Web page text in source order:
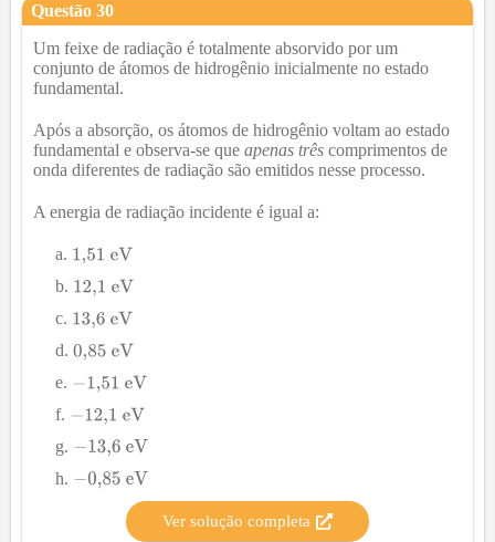
Questão 30
Um feixe de radiação é totalmente absorvido por um
conjunto de átomos de hidrogênio inicialmente no estado
fundamental.
Após a absorção, os átomos de hidrogênio voltam ao estado
fundamental e observa-se que apenas três comprimentos de
onda diferentes de radiação são emitidos nesse processo.
A energia de radiação incidente é igual a:
Ver solução completa